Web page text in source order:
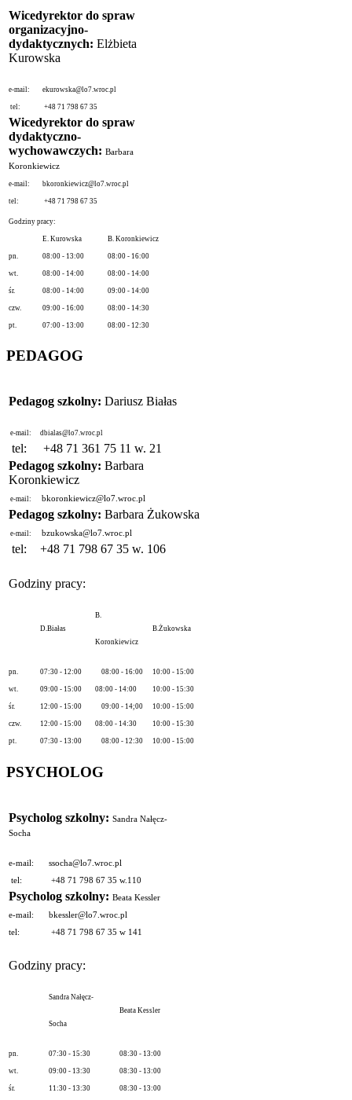
Wicedyrektor do spraw
organizacyjno-
dydaktycznych: Elżbieta
Kurowska
e-mail: ekurowska@lo7.wroc.pl
tel: +48 71 798 67 35
Wicedyrektor do spraw
dydaktyczno-
wychowawczych: Barbara
Koronkiewicz
e-mail: bkoronkiewicz@lo7.wroc.pl
tel: +48 71 798 67 35
Godziny pracy:
E. Kurowska B. Koronkiewicz
pn. 08:00 - 13:00 08:00 - 16:00
wt. 08:00 - 14:00 08:00 - 14:00
śr. 08:00 - 14:00 09:00 - 14:00
czw. 09:00 - 16:00 08:00 - 14:30
pt. 07:00 - 13:00 08:00 - 12:30
PEDAGOG
Pedagog szkolny: Dariusz Białas
e-mail: dbialas@lo7.wroc.pl
tel:
+48 71 361 75 11 w. 21
Pedagog szkolny: Barbara
Koronkiewicz
e-mail: bkoronkiewicz@lo7.wroc.pl
Pedagog szkolny: Barbara Żukowska
e-mail: bzukowska@lo7.wroc.pl
tel: +48 71 798 67 35 w. 106
Godziny pracy:
D.Białas
B.
Koronkiewicz
B.Żukowska
pn. 07:30 - 12:00 08:00 - 16:00 10:00 - 15:00
wt. 09:00 - 15:00 08:00 - 14:00 10:00 - 15:30
śr. 12:00 - 15:00 09:00 - 14;00 10:00 - 15:00
czw. 12:00 - 15:00 08:00 - 14:30 10:00 - 15:30
pt. 07:30 - 13:00 08:00 - 12:30 10:00 - 15:00
PSYCHOLOG
Psycholog szkolny: Sandra Nałęcz-
Socha
e-mail:
ssocha@lo7.wroc.pl
tel:
+48 71 798 67 35 w.110
Psycholog szkolny: Beata Kessler
e-mail:
bkessler@lo7.wroc.pl
tel:
+48 71 798 67 35 w 141
Godziny pracy:
Sandra Nałęcz-
Socha
Beata Kessler
pn. 07:30 - 15:30 08:30 - 13:00
wt. 09:00 - 13:30 08:30 - 13:00
śr. 11:30 - 13:30 08:30 - 13:00